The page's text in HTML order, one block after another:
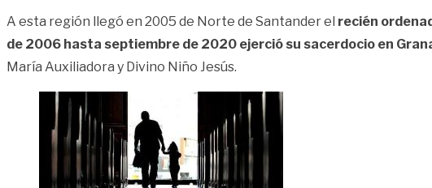
A esta región llegó en 2005 de Norte de Santander el recién
de 2006 hasta septiembre de 2020 ejerció su sacerdocio en
María Auxiliadora y Divino Niño Jesús.